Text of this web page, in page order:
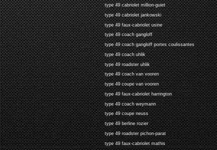
type 49 cabriolet million-guiet
type 49 cabriolet jankowski
type 49 faux-cabriolet usine
type 49 coach gangloff
type 49 coach gangloff portes coulissantes
type 49 coach uhlik
type 49 roadster uhlik
type 49 coach van vooren
type 49 coupe van vooren
type 49 faux-cabriolet harrington
type 49 coach weymann
type 49 coupe neuss
type 49 berline rozier
type 49 roadster pichon-parat
type 49 faux-cabriolet mathis